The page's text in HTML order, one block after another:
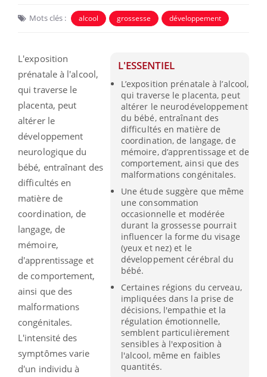
Mots clés : alcool grossesse développement
L'ESSENTIEL
L’exposition prénatale à l’alcool,
qui traverse le placenta, peut
altérer le neurodéveloppement
du bébé, entraînant des
difficultés en matière de
coordination, de langage, de
mémoire, d’apprentissage et de
comportement, ainsi que des
malformations congénitales.
Une étude suggère que même
une consommation
occasionnelle et modérée
durant la grossesse pourrait
influencer la forme du visage
(yeux et nez) et le
développement cérébral du
bébé.
Certaines régions du cerveau,
impliquées dans la prise de
décisions, l'empathie et la
régulation émotionnelle,
semblent particulièrement
sensibles à l'exposition à
l'alcool, même en faibles
quantités.
L'exposition
prénatale à l'alcool,
qui traverse le
placenta, peut
altérer le
développement
neurologique du
bébé, entraînant des
difficultés en
matière de
coordination, de
langage, de
mémoire,
d'apprentissage et
de comportement,
ainsi que des
malformations
congénitales.
L'intensité des
symptômes varie
d'un individu à